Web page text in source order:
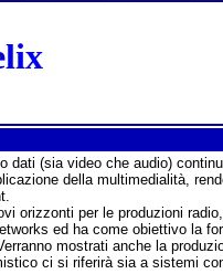
dati (sia video che audio)
della multimedialità,
orizzonti per le produzioni
ed ha come obiettivo la
mostrati anche la
ci si riferirà sia a sistemi